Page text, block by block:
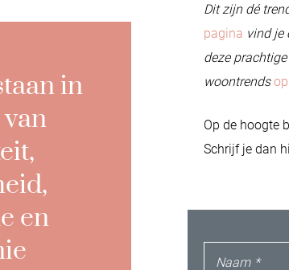
in
en
Dit zijn dé
pagina vind je
deze
woontrends
Op de hoogte
Schrijf je dan
Naam *